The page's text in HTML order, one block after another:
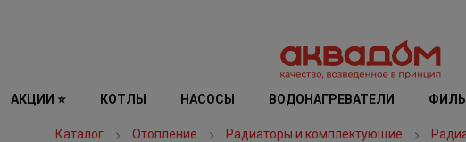
АКЦИИ ⭐ КОТЛЫ НАСОСЫ ВОДОНАГРЕВАТЕЛИ
Каталог Отопление Радиаторы и комплектующие